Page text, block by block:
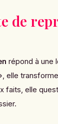
de
répond à une
faits, elle